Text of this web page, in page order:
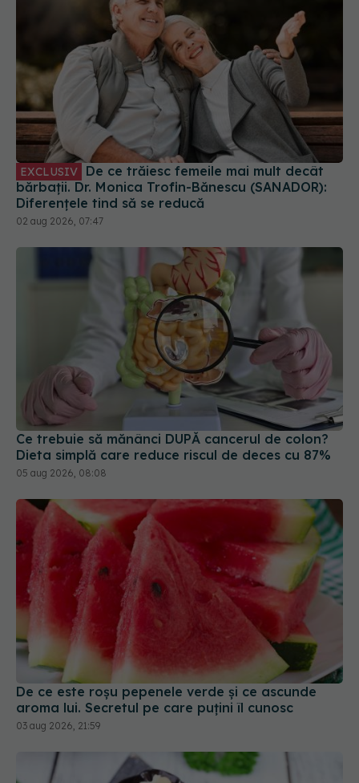
EXCLUSIV
bărbații. Dr. Monica Trofin-Bănescu (SANADOR):
Diferențele tind să se reducă
02 aug 2026, 07:47
Ce trebuie să mănânci DUPĂ cancerul de colon?
Dieta simplă care reduce riscul de deces cu 87%
05 aug 2026, 08:08
De ce este roșu pepenele verde și ce ascunde
aroma lui. Secretul pe care puțini îl cunosc
03 aug 2026, 21:59